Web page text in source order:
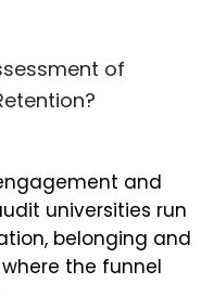
of
and
universities run
belonging and
the funnel